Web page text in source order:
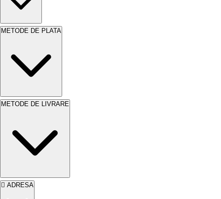
impecabil. Economisești timp și bani datorită
durabilității sale. Alege calitatea și protecția cu
METODE DE PLATA
METODE DE LIVRARE
ADRESA